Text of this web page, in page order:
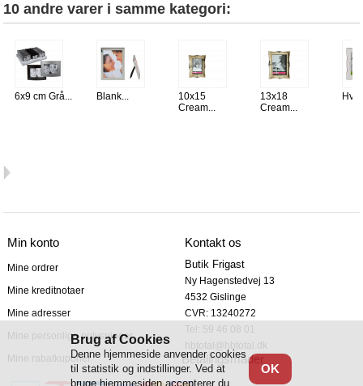
10 andre varer i samme kategori:
6x9 cm Grå... Blank...
10x15
Cream...
13x18
Cream...
Min konto
Mine ordrer
Mine kreditnotaer
Mine adresser
Mine personlige oplysninger
Mine rabatkuponer
Kontakt os
Butik Frigast
Ny Hagenstedvej 13
4532 Gislinge
CVR: 13240272
Tel: 59 46 08 01
hbtotal@hbtotal.dk
Brug af Cookies
OK
Denne hjemmeside anvender cookies
til statistik og indstillinger. Ved at
bruge hjemmesiden accepterer du
Betalingsmåder